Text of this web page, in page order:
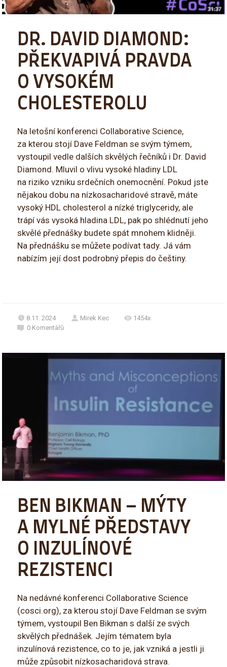
DR. DAVID DIAMOND:
PŘEKVAPIVÁ PRAVDA
O VYSOKÉM
CHOLESTEROLU
Na letošní konferenci Collaborative Science,
za kterou stojí Dave Feldman se svým týmem,
vystoupil vedle dalších skvělých řečníků i Dr. David
Diamond. Mluvil o vlivu vysoké hladiny LDL
na riziko vzniku srdečních onemocnění. Pokud jste
nějakou dobu na nízkosacharidové stravě, máte
vysoký HDL cholesterol a nízké triglyceridy, ale
trápí vás vysoká hladina LDL, pak po shlédnutí jeho
skvělé přednášky budete spát mnohem klidněji.
Na přednášku se můžete podívat tady. Já vám
nabízím její dost podrobný přepis do češtiny.
8.11. 2024 Mirek Kec
1454x
0 Komentářů
BEN BIKMAN – MÝTY
A MYLNÉ PŘEDSTAVY
O INZULÍNOVÉ
REZISTENCI
Na nedávné konferenci Collaborative Science
(cosci.org), za kterou stojí Dave Feldman se svým
týmem, vystoupil Ben Bikman s další ze svých
skvělých přednášek. Jejím tématem byla
inzulínová rezistence, co to je, jak vzniká a jestli ji
může způsobit nízkosacharidová strava.